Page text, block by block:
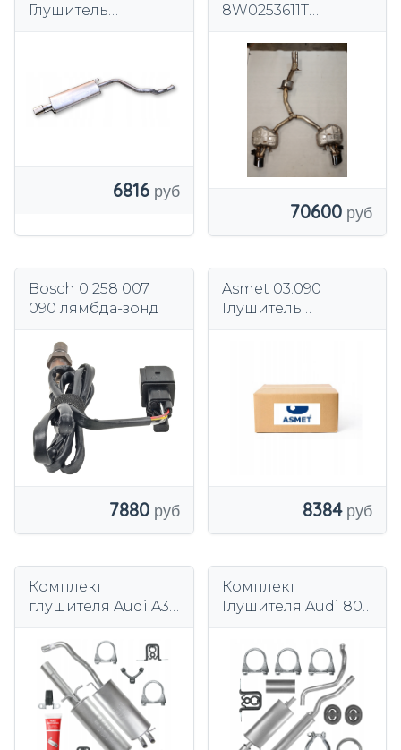
Глушитель
6816
8W0253611T
8W0253411AD
Полная система
глушителя
70600
Bosch 0 258 007
090 лямбда-зонд
7880
Asmet 03.090
Глушитель
8384
Комплект
глушителя Audi A3
2003 Хэтчбек
Комплект
Глушителя Audi 80
Универсал Седан